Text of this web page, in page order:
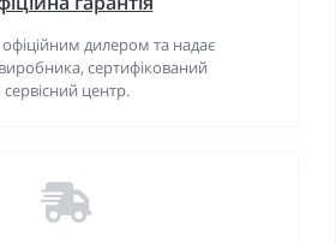
офіційним дилером та надає
сертифікований
сервісний центр.